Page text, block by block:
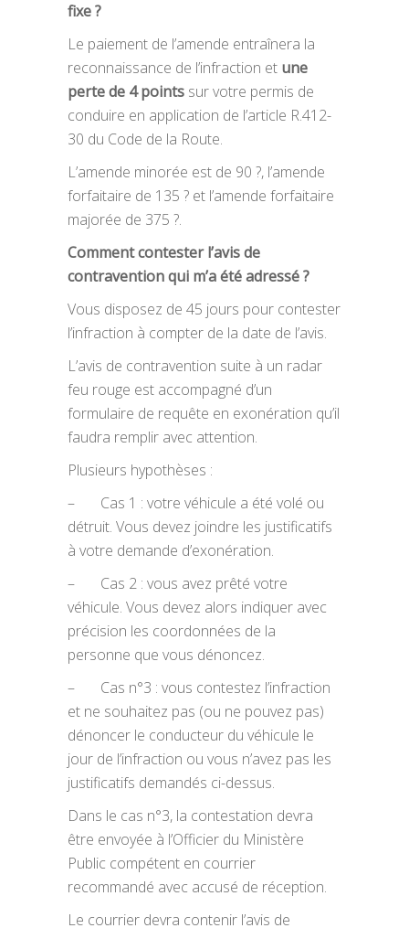
fixe?
Le paiement de l’amende entraînera la
reconnaissance de l’infraction et une
perte de 4 points sur votre permis de
conduire en application de l’article R.412-
30 du Code de la Route.
L’amende minorée est de 90 ?, l’amende
forfaitaire de 135 ? et l’amende forfaitaire
majorée de 375 ?.
Comment contester l’avis de
contravention qui m’a été adressé?
Vous disposez de 45 jours pour contester
l’infraction à compter de la date de l’avis.
L’avis de contravention suite à un radar
feu rouge est accompagné d’un
formulaire de requête en exonération qu’il
faudra remplir avec attention.
Plusieurs hypothèses :
– Cas 1 : votre véhicule a été volé ou
détruit. Vous devez joindre les justificatifs
à votre demande d’exonération.
– Cas 2 : vous avez prêté votre
véhicule. Vous devez alors indiquer avec
précision les coordonnées de la
personne que vous dénoncez.
– Cas n°3 : vous contestez l’infraction
et ne souhaitez pas (ou ne pouvez pas)
dénoncer le conducteur du véhicule le
jour de l’infraction ou vous n’avez pas les
justificatifs demandés ci-dessus.
Dans le cas n°3, la contestation devra
être envoyée à l’Officier du Ministère
Public compétent en courrier
recommandé avec accusé de réception.
Le courrier devra contenir l’avis de